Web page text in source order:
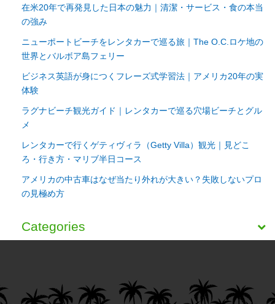
在米20年で再発見した日本の魅力｜清潔・サービス・食の本当
の強み
ニューポートビーチをレンタカーで巡る旅｜The O.C.ロケ地の
世界とバルボア島フェリー
ビジネス英語が身につくフレーズ式学習法｜アメリカ20年の実
体験
ラグナビーチ観光ガイド｜レンタカーで巡る穴場ビーチとグル
メ
レンタカーで行くゲティヴィラ（Getty Villa）観光｜見どこ
ろ・行き方・マリブ半日コース
アメリカの中古車はなぜ当たり外れが大きい？失敗しないプロ
の見極め方
Categories